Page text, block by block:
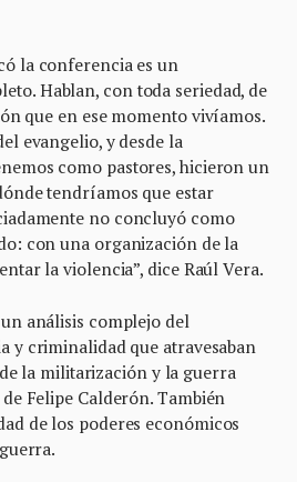
la conferencia es un
Hablan, con toda seriedad, de
que en ese momento vivíamos.
evangelio, y desde la
como pastores, hicieron un
tendríamos que estar
no concluyó como
con una organización de la
la violencia”, dice Raúl Vera.
análisis complejo del
y criminalidad que atravesaban
la militarización y la guerra
Felipe Calderón. También
de los poderes económicos